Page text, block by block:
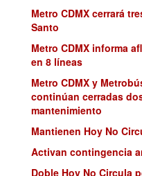
Metro CDMX cerrará
Santo
Metro CDMX informa
en 8 líneas
Metro CDMX y
continúan cerradas
mantenimiento
Mantienen Hoy No
Activan contingencia
Doble Hoy No Circula